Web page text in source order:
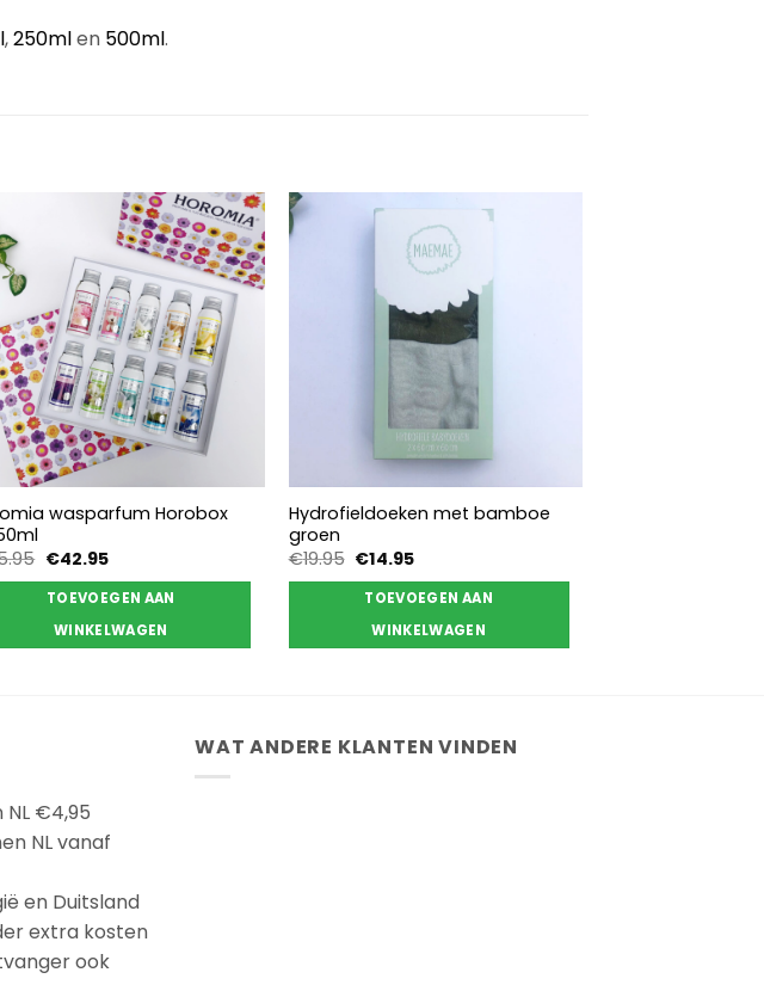
,250mlen 500ml.
wasparfum Horobox
Oorspronkelijke
was:
€45.95.
€42.95Huidige
is:
€42.95.
TOEVOEGEN AAN
WINKELWAGEN
Hydrofieldoeken met bamboe
groen
€19.95 Oorspronkelijke
was:
€19.95.
€14.95Huidige
is:
€14.95.
TOEVOEGEN AAN
WINKELWAGEN
€4,95
NL vanaf
en Duitsland
extra kosten
ook
WAT ANDERE KLANTEN VINDEN